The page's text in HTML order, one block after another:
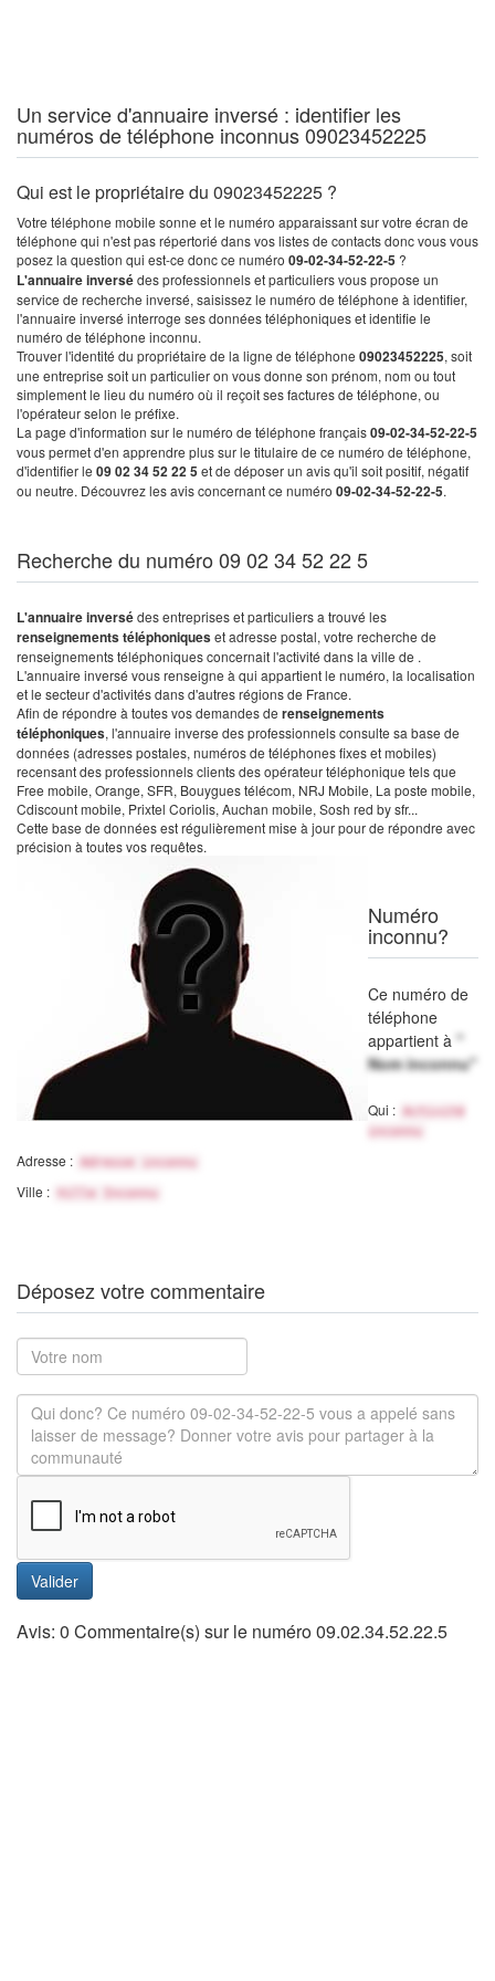
Un service d'annuaire inversé : identifier les
numéros de téléphone inconnus 09023452225
Qui est le propriétaire du 09023452225 ?
Votre téléphone mobile sonne et le numéro apparaissant sur votre écran de
téléphone qui n'est pas répertorié dans vos listes de contacts donc vous vous
posez la question qui est-ce donc ce numéro 09-02-34-52-22-5 ?
L'annuaire inversédes professionnels et particuliers vous propose un
service de recherche inversé, saisissez le numéro de téléphone à identifier,
l'annuaire inversé interroge ses données téléphoniques et identifie le
numéro de téléphone inconnu.
Trouver l'identité du propriétaire de la ligne de téléphone 09023452225, soit
une entreprise soit un particulier on vous donne son prénom, nom ou tout
simplement le lieu du numéro où il reçoit ses factures de téléphone, ou
l'opérateur selon le préfixe.
La page d'information sur le numéro de téléphone français09-02-34-52-22-5
vous permet d'en apprendre plus sur le titulaire de ce numéro de téléphone,
d'identifier le 09 02 34 52 22 5et de déposer un avis qu'il soit positif, négatif
ou neutre. Découvrez les avis concernant ce numéro 09-02-34-52-22-5.
Recherche du numéro 09 02 34 52 22 5
L'annuaire inversédes entreprises et particuliers a trouvé les
renseignements téléphoniqueset adresse postal, votre recherche de
renseignements téléphoniques concernait l'activité dans la ville de .
L'annuaire inversé vous renseigne à qui appartient le numéro, la localisation
et le secteur d'activités dans d'autres régions de France.
Afin de répondre à toutes vos demandes de renseignements
téléphoniques, l'annuaire inverse des professionnels consulte sa base de
données (adresses postales, numéros de téléphones fixes et mobiles)
recensant des professionnels clients des opérateur téléphonique tels que
Free mobile, Orange, SFR, Bouygues télécom, NRJ Mobile, La poste mobile,
Cdiscount mobile, Prixtel Coriolis, Auchan mobile, Sosh red by sfr...
Cette base de données est régulièrement mise à jour pour de répondre avec
précision à toutes vos requêtes.
Numéro
inconnu?
Ce numéro de
téléphone
appartient à "
Nom inconnu"
Qui :
Activité
inconnu
Adresse : Adresse inconnu
Ville : Ville Inconnu
Déposez votre commentaire
Valider
Avis: 0 Commentaire(s) sur le numéro 09.02.34.52.22.5